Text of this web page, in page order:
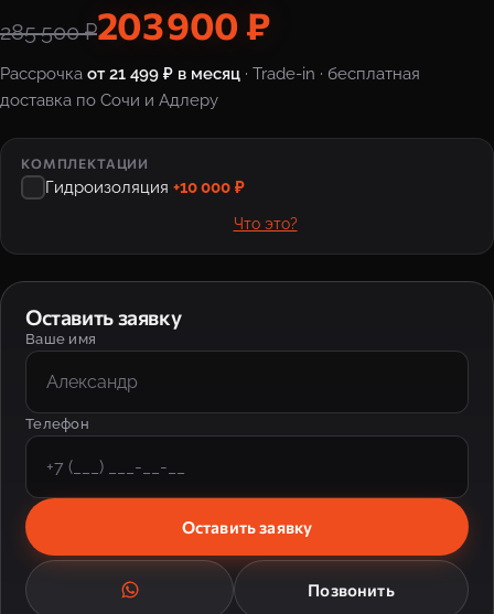
285 500 ₽203 900 ₽
Рассрочка от 21 499 ₽ в месяц · Trade-in · бесплатная
доставка по Сочи и Адлеру
КОМПЛЕКТАЦИИ
Гидроизоляция +10 000 ₽
Что это?
Оставить заявку
Ваше имя
Телефон
Оставить заявку
Позвонить